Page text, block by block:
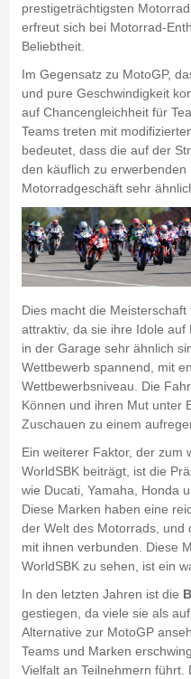
prestigeträchtigsten
erfreut sich bei Motorrad-
Beliebtheit.
Im Gegensatz zu MotoGP,
und pure Geschwindigkeit
auf Chancengleichheit für
Teams treten mit
bedeutet, dass die auf der
den käuflich zu erwerbenden
Motorradgeschäft sehr
Dies macht die
attraktiv, da sie ihre Idole
in der Garage sehr ähnlich
Wettbewerb spannend, mit
Wettbewerbsniveau. Die
Können und ihren Mut unter
Zuschauen zu einem
Ein weiterer Faktor, der zum
WorldSBK beiträgt, ist die
wie Ducati, Yamaha, Honda
Diese Marken haben eine
der Welt des Motorrads, und
mit ihnen verbunden. Diese
WorldSBK zu sehen, ist ein
In den letzten Jahren ist die
gestiegen, da viele sie als
Alternative zur MotoGP
Teams und Marken
Vielfalt an Teilnehmern